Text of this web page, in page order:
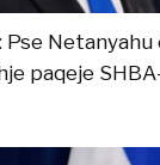
Pse
paqeje